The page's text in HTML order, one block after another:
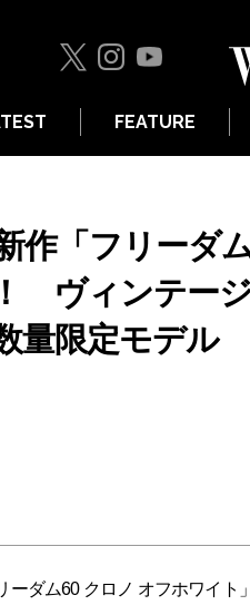
FEATURE
作「フリーダ
ヴィンテー
量限定モデル
ーダム60 クロノ オフホワイ